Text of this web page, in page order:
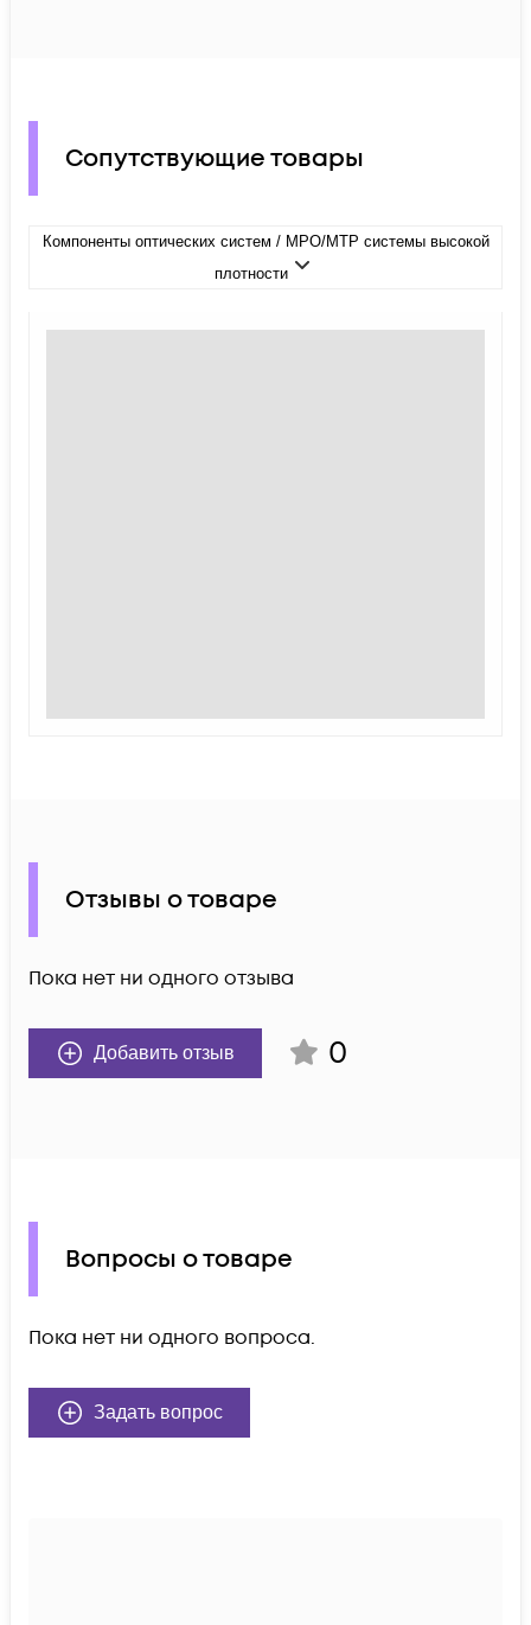
Сопутствующие товары
Компоненты оптических систем / MPO/MTP системы высокой
плотности
Отзывы о товаре
Пока нет ни одного отзыва
Добавить отзыв 0
Вопросы о товаре
Пока нет ни одного вопроса.
Задать вопрос